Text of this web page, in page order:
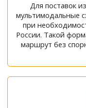
Для поставок
мультимодальные
при
России. Такой
маршрут без